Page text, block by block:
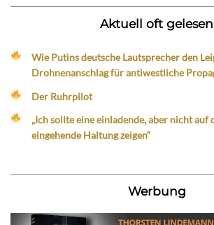
Aktuell oft gelesen
Wie Putins deutsche Lautsprecher den
Drohnenanschlag für antiwestliche
Der Ruhrpilot
„Ich sollte eine einladende, aber nicht
eingehende Haltung zeigen“
Werbung